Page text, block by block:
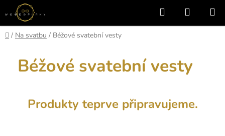
Přejít
na
obsah
Hledat
KOŠÍK
Domů
/ Na svatbu / Béžové svatební vesty
Béžové svatební vesty
Produkty teprve připravujeme.